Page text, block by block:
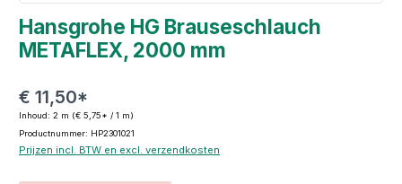
Hansgrohe HG Brauseschlauch
METAFLEX, 2000 mm
€ 11,50*
Inhoud: 2 m (€ 5,75* / 1 m)
Productnummer: HP2301021
Prijzen incl. BTW en excl. verzendkosten